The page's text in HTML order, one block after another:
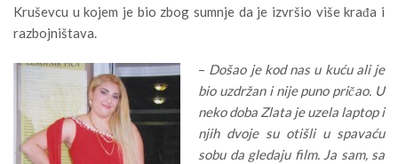
Kruševcu u kojem je bio zbog sumnje da je izvršio više krađa i
razbojništava.
– Došao je kod nas u kuću ali je
bio uzdržan i nije puno pričao. U
neko doba Zlata je uzela laptop i
njih dvoje su otišli u spavaću
sobu da gledaju film. Ja sam, sa